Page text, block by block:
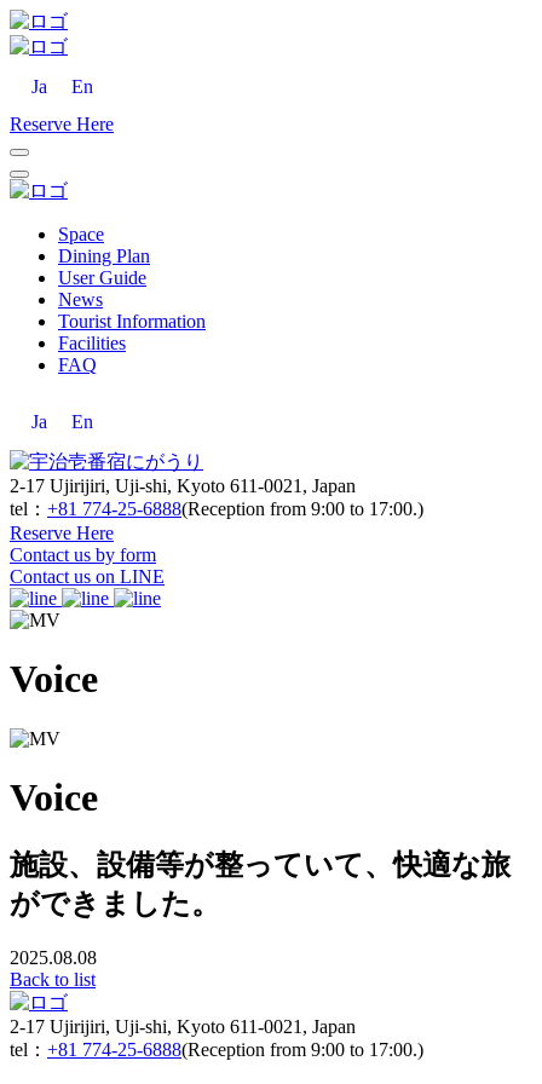
Ja
En
Reserve Here
Space
Dining Plan
User Guide
News
Tourist Information
Facilities
FAQ
Ja En
2-17 Ujirijiri, Uji-shi, Kyoto 611-0021, Japan
tel： +81 774-25-6888(Reception from 9:00 to 17:00.)
Reserve Here
Contact us by form
Contact us on LINE
Voice
Voice
施設、設備等が整っていて、快適な旅
ができました。
2025.08.08
Back to list
2-17 Ujirijiri, Uji-shi, Kyoto 611-0021, Japan
tel： +81 774-25-6888(Reception from 9:00 to 17:00.)